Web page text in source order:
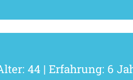
44 | Erfahrung: 6